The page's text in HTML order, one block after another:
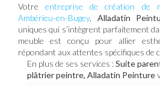
Votreentreprise de création de
Ambérieu-en-Bugey, Alladatin
uniques qui s’intègrent parfaitement
meuble est conçu pour allier
répondant aux attentes spécifiques de
En plus de ses services :Suite
plâtrier peintre, Alladatin Peinture